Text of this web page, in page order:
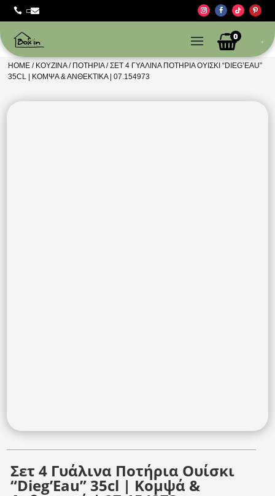
 
0
HOME / ΚΟΥΖΊΝΑ/ ΠΟΤΉΡΙΑ/ ΣΕΤ 4 ΓΥΆΛΙΝΑ ΠΟΤΉΡΙΑ ΟΥΊΣΚΙ “DIEG’EAU”
35CL | ΚΟΜΨΆ & ΑΝΘΕΚΤΙΚΆ | 07.154973
Σετ 4 Γυάλινα Ποτήρια Ουίσκι
“Dieg’Eau” 35cl | Κομψά &